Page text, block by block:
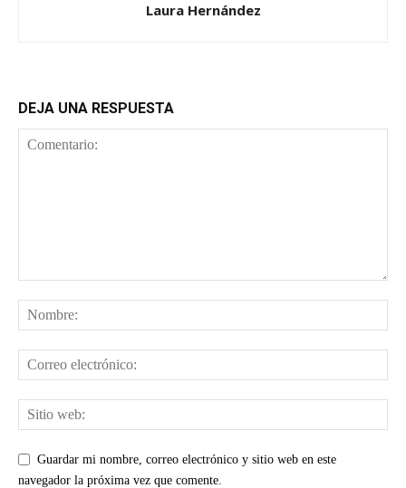
Laura Hernández
DEJA UNA RESPUESTA
Guardar mi nombre, correo electrónico y sitio web en este
navegador la próxima vez que comente.